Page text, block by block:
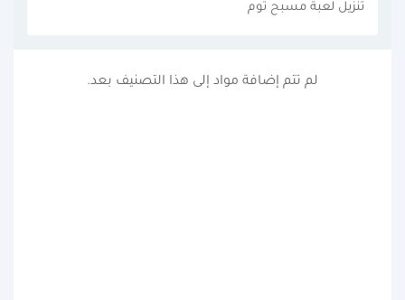
تنزيل لعبة مسبح توم
لم تتم إضافة مواد إلى هذا التصنيف بعد.